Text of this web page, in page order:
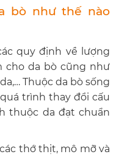
bò như thế nào
quy định về lượng
cho da bò cũng như
Thuộc da bò sống
trình thay đổi cấu
thuộc da đạt chuẩn
thớ thịt, mô mỡ và